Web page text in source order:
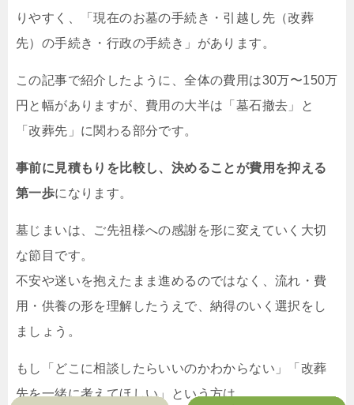
りやすく、「現在のお墓の手続き・引越し先（改葬
先）の手続き・行政の手続き」があります。
この記事で紹介したように、全体の費用は30万〜150万
円と幅がありますが、費用の大半は「墓石撤去」と
「改葬先」に関わる部分です。
事前に見積もりを比較し、決めることが費用を抑える
第一歩になります。
墓じまいは、ご先祖様への感謝を形に変えていく大切
な節目です。
不安や迷いを抱えたまま進めるのではなく、流れ・費
用・供養の形を理解したうえで、納得のいく選択をし
ましょう。
もし「どこに相談したらいいのかわからない」「改葬
先を一緒に考えてほしい」という方は、